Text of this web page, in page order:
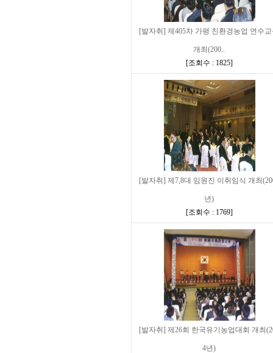
[발자취] 제405차 가평 친환경농업 연수
개최(200..
[조회수 : 1825]
[발자취] 제7,8대 임원진 이취임식 개최
년)
[조회수 : 1769]
[발자취] 제26회 한국유기농업대회 개최
4년)